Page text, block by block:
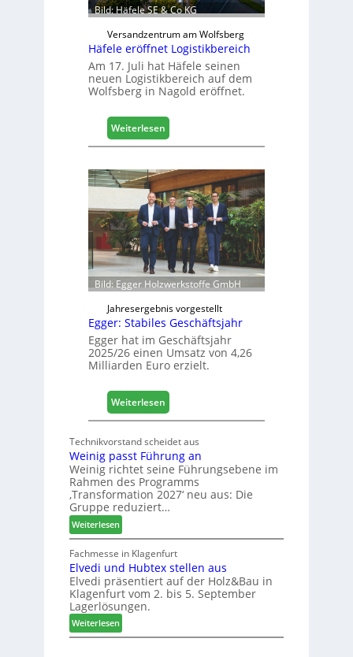
a
u
d
i
g
i
t
i
i
e
r
t
s
c
h
Bild: Häfele SE & Co KG
Versandzentrum am Wolfsberg
Häfele eröffnet Logistikbereich
Am 17. Juli hat Häfele seinen
neuen Logistikbereich auf dem
Wolfsberg in Nagold eröffnet.
Weiterlesen:
H
f
e
l
e
e
r
ö
f
f
n
e
t
L
o
s
i
k
b
e
r
c
h
Bild: Egger Holzwerkstoffe GmbH
Jahresergebnis vorgestellt
Egger: Stabiles Geschäftsjahr
Egger hat im Geschäftsjahr
2025/26 einen Umsatz von 4,26
Milliarden Euro erzielt.
Weiterlesen:
E
g
e
r
:
a
b
i
l
e
e
Technikvorstand scheidet aus
Weinig passt Führung an
Weinig richtet seine Führungsebene im
Rahmen des Programms
‚Transformation 2027‘ neu aus: Die
Gruppe reduziert…
Weiterlesen:
W
e
i
n
i
g
p
a
Fachmesse in Klagenfurt
Elvedi und Hubtex stellen aus
Elvedi präsentiert auf der Holz&Bau in
Klagenfurt vom 2. bis 5. September
Lagerlösungen.
Weiterlesen:
E